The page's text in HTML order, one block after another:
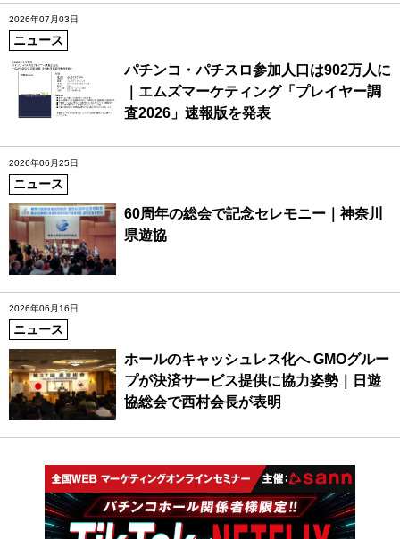
2026年07月03日
ニュース
パチンコ・パチスロ参加人口は902万人に
｜エムズマーケティング「プレイヤー調
査2026」速報版を発表
2026年06月25日
ニュース
60周年の総会で記念セレモニー｜神奈川
県遊協
2026年06月16日
ニュース
ホールのキャッシュレス化へ GMOグルー
プが決済サービス提供に協力姿勢｜日遊
協総会で西村会長が表明